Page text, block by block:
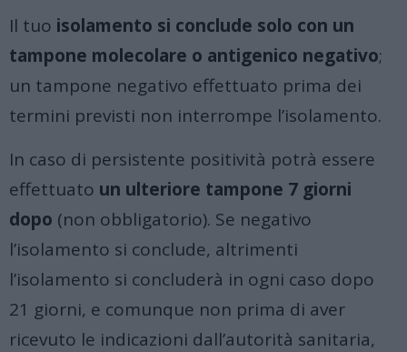
Il tuo isolamento si conclude solo con un
tampone molecolare o antigenico negativo;
un tampone negativo effettuato prima dei
termini previsti non interrompe l’isolamento.
In caso di persistente positività potrà essere
effettuato un ulteriore tampone 7 giorni
dopo (non obbligatorio). Se negativo
l’isolamento si conclude, altrimenti
l’isolamento si concluderà in ogni caso dopo
21 giorni, e comunque non prima di aver
ricevuto le indicazioni dall’autorità sanitaria,